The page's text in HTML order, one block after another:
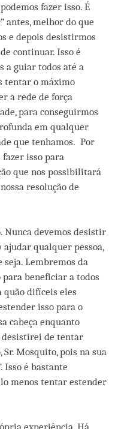
fazer isso. É
antes, melhor do que
e depois desistirmos
continuar. Isso é
a guiar todos até a
tentar o máximo
a rede de força
para conseguirmos
em qualquer
que tenhamos. Por
fazer isso para
que nos possibilitará
resolução de
Nunca devemos desistir
qualquer pessoa,
Lembremos da
beneficiar a todos
quão difíceis eles
isso para o
cabeça enquanto
desistirei de tentar
Mosquito, pois na sua
Isso é bastante
menos tentar estender